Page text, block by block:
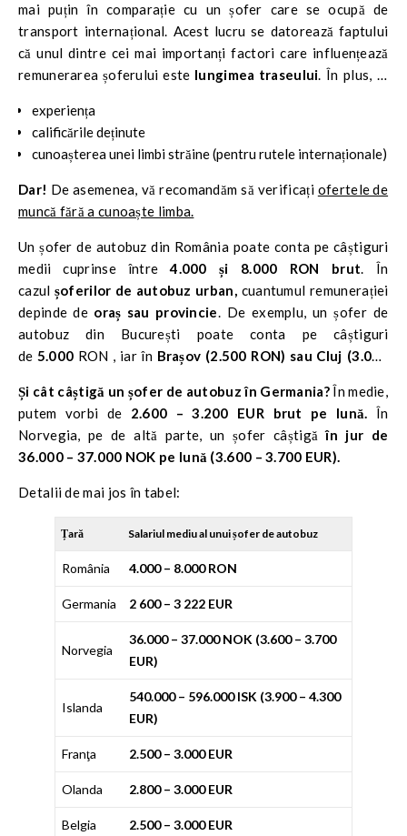
mai puțin în comparație cu un șofer care se ocupă de
transport internațional. Acest lucru se datorează faptului
că unul dintre cei mai importanți factori care influențează
remunerarea șoferului este lungimea traseului. În plus, ia
experiența
calificările deținute
cunoașterea unei limbi străine (pentru rutele internaționale)
Dar! De asemenea, vă recomandăm să verificați ofertele de
muncă fără a cunoaște limba.
Un șofer de autobuz din România poate conta pe câștiguri
medii cuprinse între4.000 și 8.000 RON brut. În
cazul șoferilor de autobuz urban,cuantumul remunerației
depinde de oraș sau provincie. De exemplu, un șofer de
autobuz din București poate conta pe câștiguri
de 5.000 RON , iar în Brașov (2.500 RON) sau Cluj (3.000
Și cât câștigă un șofer de autobuz în Germania?În medie,
putem vorbi de 2.600 – 3.200 EUR brut pe lună.În
Norvegia, pe de altă parte, un șofer câștigă în jur de
36.000 – 37.000 NOK pe lună (3.600 – 3.700 EUR).
Detalii de mai jos în tabel:
Țară Salariul mediu al unui șofer de autobuz
România 4.000 – 8.000 RON
Germania 2 600 – 3 222 EUR
Norvegia
36.000 – 37.000 NOK (3.600 – 3.700
EUR)
Islanda
540.000 – 596.000 ISK (3.900 – 4.300
EUR)
Franţa 2.500 – 3.000 EUR
Olanda 2.800 – 3.000 EUR
Belgia 2.500 – 3.000 EUR